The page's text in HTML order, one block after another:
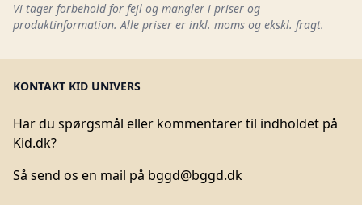
Vi tager forbehold for fejl og mangler i priser og
produktinformation. Alle priser er inkl. moms og ekskl. fragt.
KONTAKT KID UNIVERS
Har du spørgsmål eller kommentarer til indholdet på
Kid.dk?
Så send os en mail på bggd@bggd.dk